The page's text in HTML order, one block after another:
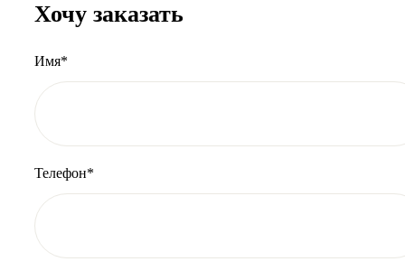
Хочу заказать
Имя*
Телефон*